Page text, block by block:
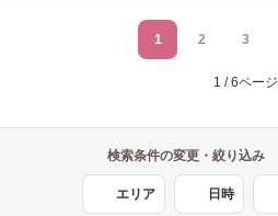
1 2 3
1 / 6ページ
検索条件の変更・絞り込み
エリア 日時